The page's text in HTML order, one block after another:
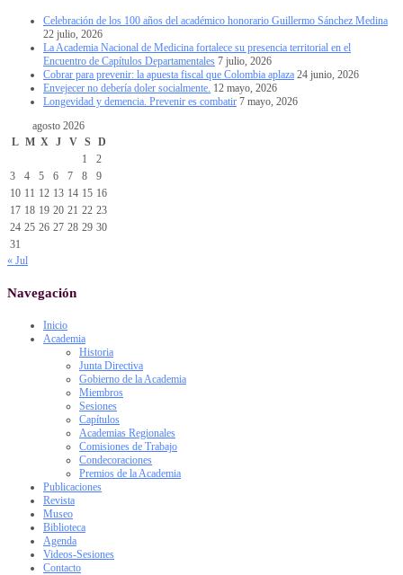
Celebración de los 100 años del académico honorario Guillermo Sánchez Medina
22 julio, 2026
La Academia Nacional de Medicina fortalece su presencia territorial en el
Encuentro de Capítulos Departamentales 7 julio, 2026
Cobrar para prevenir: la apuesta fiscal que Colombia aplaza 24 junio, 2026
Envejecer no debería doler socialmente. 12 mayo, 2026
Longevidad y demencia. Prevenir es combatir 7 mayo, 2026
agosto 2026
L M X J V S
D
1
2
3
4 5 6 7 8
9
10 11 12 13 14 15 16
17 18 19 20 21 22 23
24 25 26 27 28 29 30
31
« Jul
Navegación
Inicio
Academia
Historia
Junta Directiva
Gobierno de la Academia
Miembros
Sesiones
Capítulos
Academias Regionales
Comisiones de Trabajo
Condecoraciones
Premios de la Academia
Publicaciones
Revista
Museo
Biblioteca
Agenda
Videos-Sesiones
Contacto